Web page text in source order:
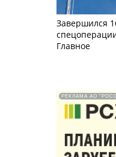
Завершился
Главное
РЕКЛАМА АО